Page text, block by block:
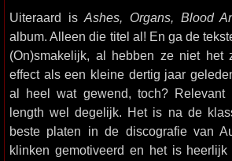
Uiteraard isAshes, Organs, Blood
album. Alleen die titel al! En ga de
(On)smakelijk, al hebben ze niet het
effect als een kleine dertig jaar
al heel wat gewend, toch?
length wel degelijk. Het is na de
beste platen in de discografie van
klinken gemotiveerd en het is